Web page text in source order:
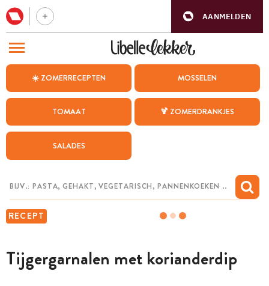
AANMELDEN
☀️ ZOMERRECEPTEN MOSSELEN
TOMAAT 🍹 ZOMERDRANKJES
SALADES
RECEPT
Tijgergarnalen met korianderdip
BEZOEK ONZE ANDERE WEBSITES
WEEKMENU
CHAT MET MAIA
MIJN BEWAARDE RECEPTEN